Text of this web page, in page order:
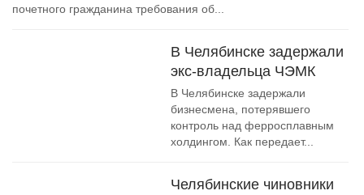
почетного гражданина требования об...
В Челябинске задержали
экс-владельца ЧЭМК
В Челябинске задержали
бизнесмена, потерявшего
контроль над ферросплавным
холдингом. Как передает...
Челябинские чиновники